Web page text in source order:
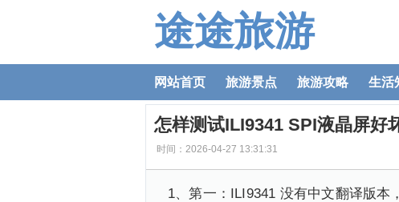
途途旅游
网站首页 旅游景点 旅游攻略 生活
怎样测试ILI9341 SPI液晶屏好
时间：2026-04-27 13:31:31
1、第一：ILI9341 没有中文翻译版